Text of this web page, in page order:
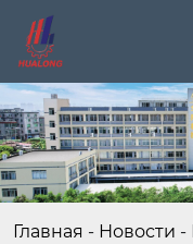
Главная - Новости -